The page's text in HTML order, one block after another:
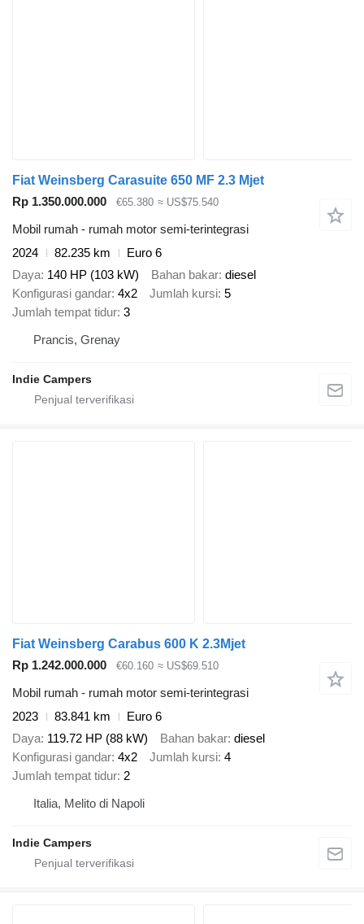
Fiat Weinsberg Carasuite 650 MF 2.3 Mjet
Rp 1.350.000.000
€65.380 ≈ US$75.540
Mobil rumah - rumah motor semi-terintegrasi
2024
82.235 km
Euro 6
Daya 140 HP (103 kW) Bahan bakar diesel
Konfigurasi gandar 4x2 Jumlah kursi 5
Jumlah tempat tidur 3
Prancis, Grenay
Indie Campers
Fiat Weinsberg Carabus 600 K 2.3Mjet
Rp 1.242.000.000
€60.160 ≈ US$69.510
Mobil rumah - rumah motor semi-terintegrasi
2023
83.841 km
Euro 6
Daya 119.72 HP (88 kW) Bahan bakar diesel
Konfigurasi gandar 4x2 Jumlah kursi 4
Jumlah tempat tidur 2
Italia, Melito di Napoli
Indie Campers